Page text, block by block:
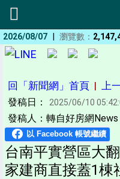
2026/08/07 | 瀏覽數：
回「新聞網」首頁 | 上
發稿日： 2025/06/10
發稿人：轉自好房網News
台南平實營區大
家建商直接蓋1棟